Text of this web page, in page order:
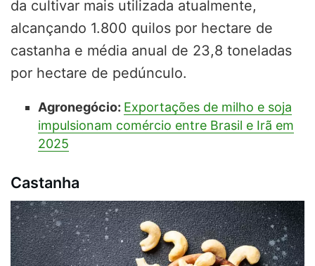
da cultivar mais utilizada atualmente,
alcançando 1.800 quilos por hectare de
castanha e média anual de 23,8 toneladas
por hectare de pedúnculo.
Agronegócio: Exportações de milho e soja
impulsionam comércio entre Brasil e Irã em
2025
Castanha